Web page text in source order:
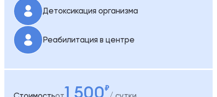
Детоксикация организма
Реабилитация в центре
1 500